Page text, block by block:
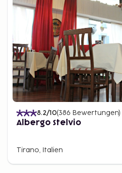
8.2/10(386 Bewertungen)
Albergo Stelvio
Tirano, Italien